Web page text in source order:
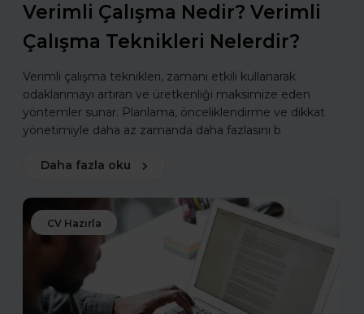
Verimli Çalışma Nedir? Verimli
Çalışma Teknikleri Nelerdir?
Verimli çalışma teknikleri, zamanı etkili kullanarak
odaklanmayı artıran ve üretkenliği maksimize eden
yöntemler sunar. Planlama, önceliklendirme ve dikkat
yönetimiyle daha az zamanda daha fazlasını b
Daha fazla oku
CV Hazırla